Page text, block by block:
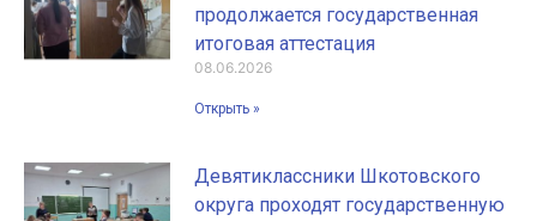
продолжается государственная
итоговая аттестация
08.06.2026
Открыть »
Девятиклассники Шкотовского
округа проходят государственную